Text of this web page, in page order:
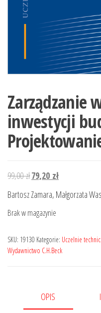
Zarządzanie
inwestycji
99,00złPierwotna
cena
wynosiła:
99,00 zł.
79,20 złAktualna
cena
wynosi:
Bartosz Zamara, Małgorzata
Brak w magazynie
SKU: 19130 Kategorie: Uczelnie
Wydawnictwo C.H.Beck
OPIS